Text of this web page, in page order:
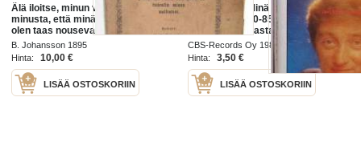
Älä iloitse, minun viholliseni,
minusta, että minä lankesin, minä
olen taas nouseva, ja waikka
minöä pimeydessä istun, niin
Herra on kuitenkin walkeuteni;
B. Johansson 1895
Hinta:
10,00 €
LISÄÄ OSTOSKORIIN
Reijo Kallio - Minä toivon, 1982. C-
kasetti. CBS 40-85798 A1 Minä
Toivon A2 Rakastan Sua Mä Niin
A3 Ikuinen Kakkonen A4 Kulkurin
CBS-Records Oy 1982
Hinta:
3,50 €
LISÄÄ OSTOSKORIIN